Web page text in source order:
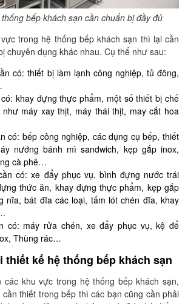
bếp khách sạn cần chuẩn bị đầy đủ
trong hệ thống bếp khách sạn thì lại cần
chuyên dụng khác nhau. Cụ thể như sau:
có: thiết bị làm lạnh công nghiệp, tủ đông,
khay đựng thực phẩm, một số thiết bị chế
máy xay thịt, máy thái thịt, may cắt hoa
có: bếp công nghiệp, các dụng cụ bếp, thiết
nướng bánh mì sandwich, kẹp gắp inox,
cà phê…
có: xe đẩy phục vụ, bình đựng nước trái
thức ăn, khay đựng thực phẩm, kẹp gắp
nĩa, bát đĩa các loại, tấm lót chén đĩa, khay
có: máy rửa chén, xe đẩy phục vụ, kệ để
Thùng rác…
thiết kế hệ thống bếp khách sạn
các khu vực trong hệ thống bếp khách sạn,
thiết trong bếp thì các bạn cũng cần phải